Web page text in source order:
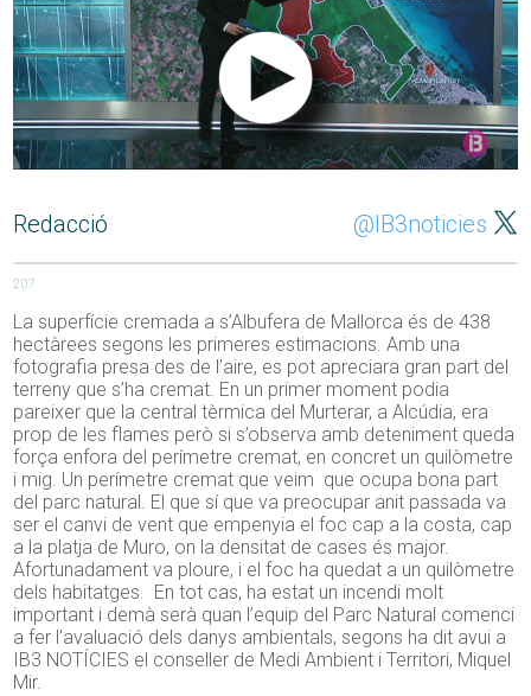
Redacció @IB3noticies
207
La superfície cremada a s’Albufera de Mallorca és de 438
hectàrees segons les primeres estimacions. Amb una
fotografia presa des de l’aire, es pot apreciara gran part del
terreny que s’ha cremat. En un primer moment podia
pareixer que la central tèrmica del Murterar, a Alcúdia, era
prop de les flames però si s’observa amb deteniment queda
força enfora del perímetre cremat, en concret un quilòmetre
i mig. Un perímetre cremat que veim que ocupa bona part
del parc natural. El que sí que va preocupar anit passada va
ser el canvi de vent que empenyia el foc cap a la costa, cap
a la platja de Muro, on la densitat de cases és major.
Afortunadament va ploure, i el foc ha quedat a un quilòmetre
dels habitatges. En tot cas, ha estat un incendi molt
important i demà serà quan l’equip del Parc Natural comenci
a fer l’avaluació dels danys ambientals, segons ha dit avui a
IB3 NOTÍCIES el conseller de Medi Ambient i Territori, Miquel
Mir.